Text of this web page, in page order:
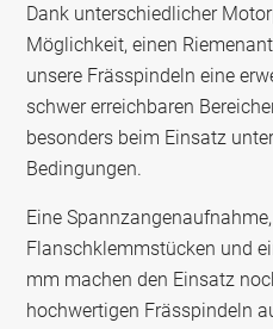
Dank unterschiedlicher
Möglichkeit, einen
unsere Frässpindeln eine
schwer erreichbaren
besonders beim Einsatz
Bedingungen.
Eine
Flanschklemmstücken und
mm machen den Einsatz
hochwertigen Frässpindeln